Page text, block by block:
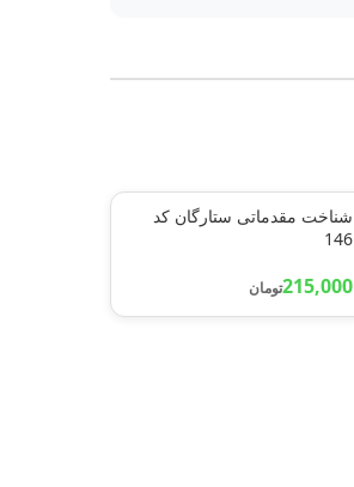
شناخت مقدماتی ستارگان کد
146
215,000تومان